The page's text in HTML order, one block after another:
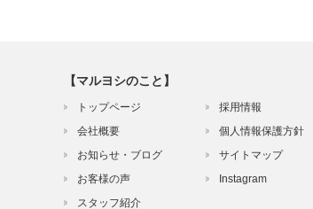
【マルヨシのこと】
トップページ
会社概要
お知らせ・ブログ
お客様の声
スタッフ紹介
採用情報
個人情報保護方針
サイトマップ
Instagram